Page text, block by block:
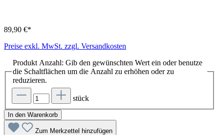
89,90 €*
Preise exkl. MwSt. zzgl. Versandkosten
Produkt Anzahl: Gib den gewünschten Wert ein oder benutze
die Schaltflächen um die Anzahl zu erhöhen oder zu
reduzieren.
stück
In den Warenkorb
Zum Merkzettel hinzufügen